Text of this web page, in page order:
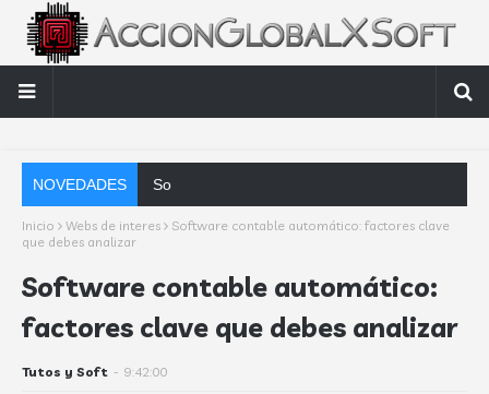
NOVEDADES Software contable automático: factores c
Inicio Webs de interes
Software contable automático: factores clave
que debes analizar
Software contable automático:
factores clave que debes analizar
Tutos y Soft - 9:42:00